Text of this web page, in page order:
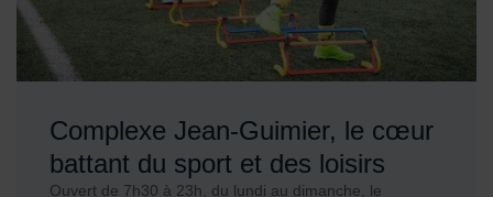
Complexe Jean-Guimier, le cœur
battant du sport et des loisirs
Ouvert de 7h30 à 23h, du lundi au dimanche, le